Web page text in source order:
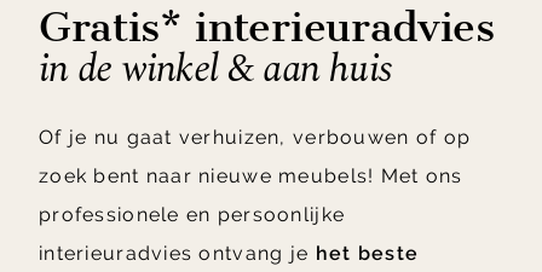
Gratis* interieuradvies
in de winkel & aan huis
Of je nu gaat verhuizen, verbouwen of op
zoek bent naar nieuwe meubels! Met ons
professionele en persoonlijke
interieuradvies ontvang je het beste